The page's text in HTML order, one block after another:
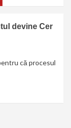
devine Cer
că procesul